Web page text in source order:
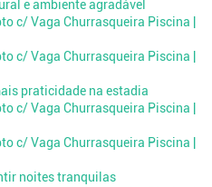
e ambiente agradável
praticidade na estadia
noites tranquilas